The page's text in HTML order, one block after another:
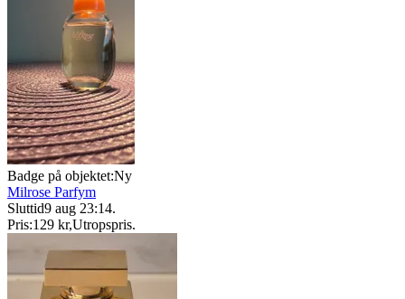
Badge på objektet:Ny
Milrose Parfym
Sluttid9 aug 23:14.
Pris:129 kr,Utropspris.